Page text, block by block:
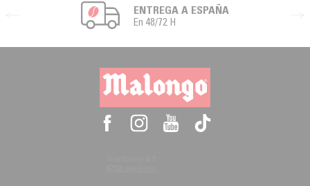
ENTREGA A ESPAÑA
En 48/72 H